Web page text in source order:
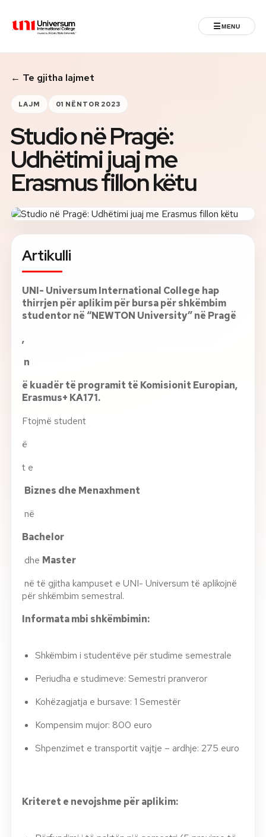
Universum University ☰MENU
MENU
Ballina
Regjistrimet
Programet
Fuqizuar nga ASU
Rreth nesh
Lajme
EN
AL Apliko Kërko info
UMS Staff
UMS Students
← Te gjitha lajmet
LAJM 01 NËNTOR 2023
Studio në Pragë:
Udhëtimi juaj me
Erasmus fillon këtu
Artikulli
UNI- Universum International College hap
thirrjen për aplikim për bursa për shkëmbim
studentor në “NEWTON University”në Pragë
,
n
ë kuadër të programit të Komisionit Europian,
Erasmus+ KA171.
Ftojmë student
ë
t e
Biznes dhe Menaxhment
në
Bachelor
dhe Master
në të gjitha kampuset e UNI- Universum të aplikojnë
për shkëmbim semestral.
Informata mbi shkëmbimin:
Shkëmbim i studentëve për studime semestrale
Periudha e studimeve: Semestri pranveror
Kohëzagjatja e bursave: 1 Semestër
Kompensim mujor: 800 euro
Shpenzimet e transportit vajtje – ardhje: 275 euro
Kriteret e nevojshme për aplikim: